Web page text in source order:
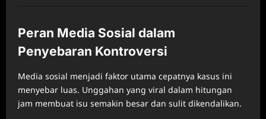
Peran Media Sosial dalam
Penyebaran Kontroversi
Media sosial menjadi faktor utama cepatnya kasus ini
menyebar luas. Unggahan yang viral dalam hitungan
jam membuat isu semakin besar dan sulit dikendalikan.